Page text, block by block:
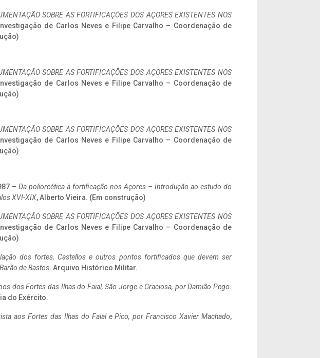
SOBRE AS FORTIFICAÇÕES DOS AÇORES EXISTENTES NOS
de Carlos Neves e Filipe Carvalho – Coordenação de
SOBRE AS FORTIFICAÇÕES DOS AÇORES EXISTENTES NOS
de Carlos Neves e Filipe Carvalho – Coordenação de
SOBRE AS FORTIFICAÇÕES DOS AÇORES EXISTENTES NOS
de Carlos Neves e Filipe Carvalho – Coordenação de
– Da poliorcética à fortificação nos Açores – Introdução ao estudo do
XVI-XIX, Alberto Vieira. (Em construção)
SOBRE AS FORTIFICAÇÕES DOS AÇORES EXISTENTES NOS
de Carlos Neves e Filipe Carvalho – Coordenação de
dos fortes, Castellos e outros pontos fortificados que devem ser
de Bastos. Arquivo Histórico Militar.
dos Fortes das Ilhas do Faial, São Jorge e Graciosa, por Damião Pego.
do Exército.
aos Fortes das Ilhas do Faial e Pico, por Francisco Xavier Machado,